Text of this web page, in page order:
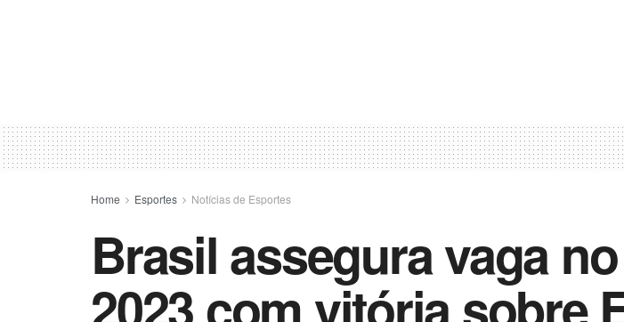
Home Esportes Notícias de Esportes
Brasil assegura vaga